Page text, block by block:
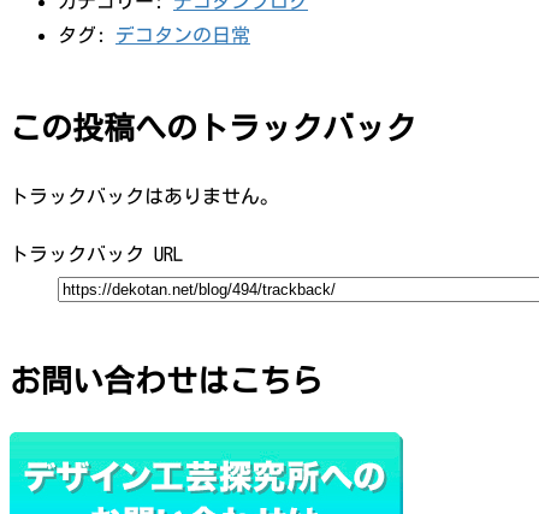
タグ: デコタンの日常
この投稿へのトラックバック
トラックバックはありません。
トラックバック URL
お問い合わせはこちら